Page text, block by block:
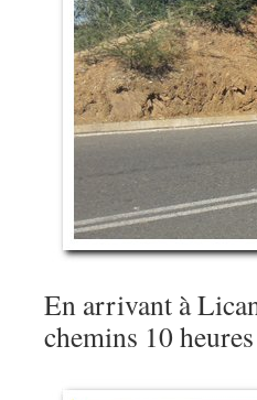
En arrivant à
chemins 10